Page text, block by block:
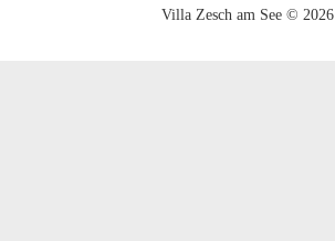
Villa Zesch am See © 2026